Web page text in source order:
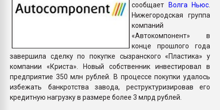
сообщает Волга Ньюс
Нижегородская группа
компаний
«Автокомпонент» в
конце прошлого года
завершила сделку по покупке сызранского «Пластика» у
компании «Криста». Новый собственник инвестировал в
предприятие 350 млн рублей. В процессе покупки удалось
избежать банкротства завода, реструктуризировав его
кредитную нагрузку в размере более 3 млрд рублей.